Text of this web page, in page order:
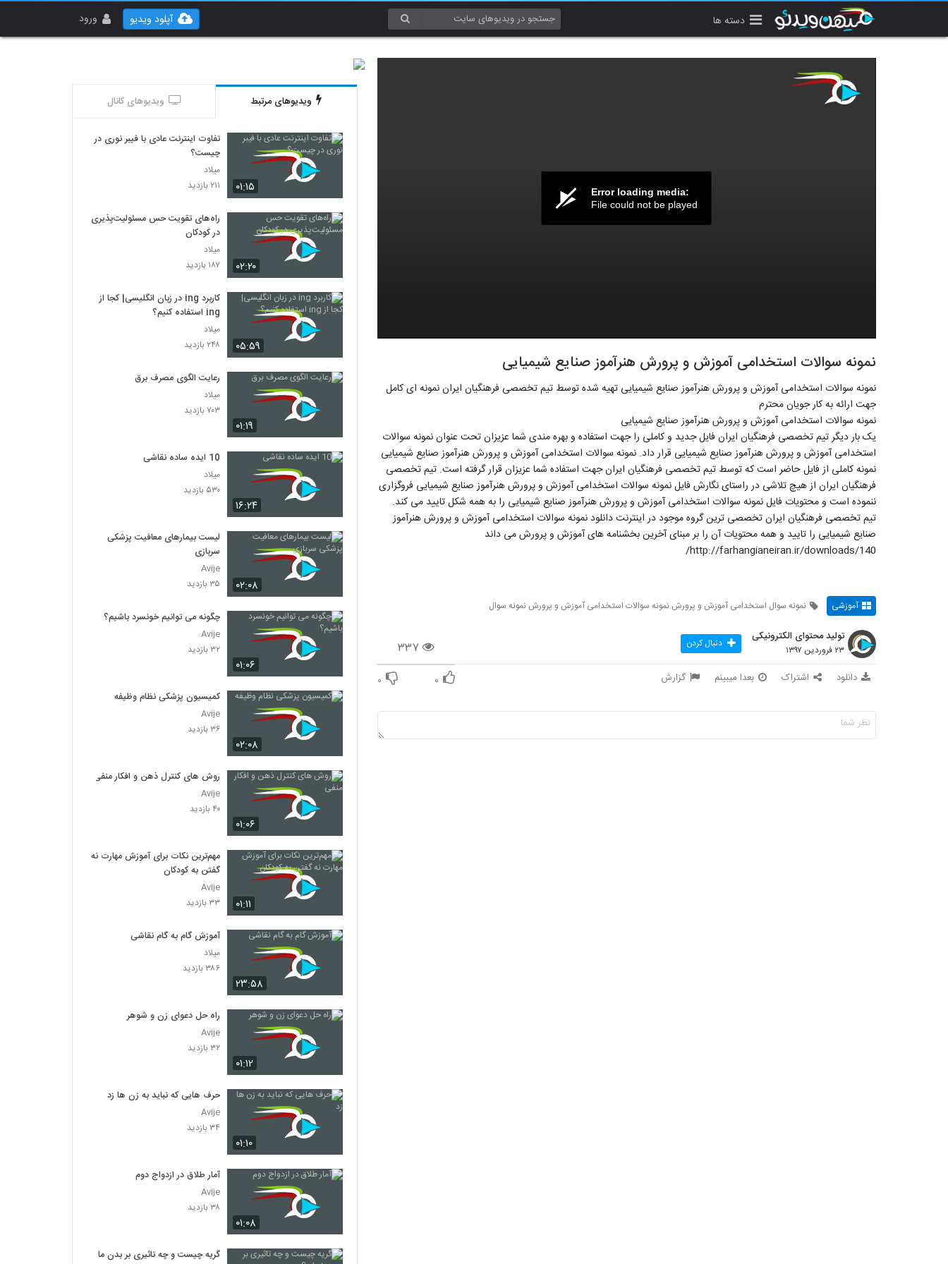
دسته ها ورود آپلود ویدیو
Error loading media:
File could not be played
نمونه سوالات استخدامی آموزش و پرورش هنرآموز صنایع شیمیایی
نمونه سوالات استخدامی آموزش و پرورش هنرآموز صنایع شیمیایی تهیه شده توسط تیم تخصصی فرهنگیان ایران نمونه ای کامل
جهت ارائه به کار جویان محترم
نمونه سوالات استخدامی آموزش و پرورش هنرآموز صنایع شیمیایی
یک بار دیگر تیم تخصصی فرهنگیان ایران فایل جدید و کاملی را جهت استفاده و بهره مندی شما عزیزان تحت عنوان نمونه سوالات
استخدامی آموزش و پرورش هنرآموز صنایع شیمیایی قرار داد. نمونه سوالات استخدامی آموزش و پرورش هنرآموز صنایع شیمیایی
نمونه کاملی از فایل حاضر است که توسط تیم تخصصی فرهنگیان ایران جهت استفاده شما عزیزان قرار گرفته است. تیم تخصصی
فرهنگیان ایران از هیچ تلاشی در راستای نگارش فایل نمونه سوالات استخدامی آموزش و پرورش هنرآموز صنایع شیمیایی فروگزاری
ننموده است و محتویات فایل نمونه سوالات استخدامی آموزش و پرورش هنرآموز صنایع شیمیایی را به همه شکل تایید می کند.
تیم تخصصی فرهنگیان ایران تخصصی ترین گروه موجود در اینترنت دانلود نمونه سوالات استخدامی آموزش و پرورش هنرآموز
صنایع شیمیایی را تایید و همه محتویات آن را بر مبنای آخرین بخشنامه های آموزش و پرورش می داند
http://farhangianeiran.ir/downloads/140/
آموزشی نمونه سوال استخدامی آموزش و پرورش نمونه سوالات استخدامی آموزش و پرورش نمونه سوال
۳۳۷
تولید محتوای الکترونیکی
۲۳ فروردین ۱۳۹۷ دنبال کردن
دانلود اشتراک بعدا میبینم گزارش ۰ ۰
ویدیوهای مرتبط ویدیوهای کانال
۰۱:۱۵
تفاوت اینترنت عادی با فیبر نوری در
چیست؟
میلاد
۲۱۱ بازدید
۰۲:۲۰
راه‌های تقویت حس مسئولیت‌پذیری
در کودکان
میلاد
۱۸۷ بازدید
۰۵:۵۹
کاربرد ing در زبان انگلیسی| کجا از
ing استفاده کنیم؟
میلاد
۲۴۸ بازدید
۰۱:۱۹
رعایت الگوی مصرف برق
میلاد
۷۰۳ بازدید
۱۶:۲۴
10 ایده ساده نقاشی
میلاد
۵۳۰ بازدید
۰۲:۰۸
لیست بیمارهای معافیت پزشکی
سربازی
Avije
۳۵ بازدید
۰۱:۰۶
چگونه می توانیم خونسرد باشیم؟
Avije
۳۲ بازدید
۰۲:۰۸
کمیسیون پزشکی نظام وظیفه
Avije
۳۶ بازدید
۰۱:۰۶
روش های کنترل ذهن و افکار منفی
Avije
۴۰ بازدید
۰۱:۱۱
مهم‌ترین نکات برای آموزش مهارت نه
گفتن به کودکان
Avije
۳۳ بازدید
۲۳:۵۸
آموزش گام به گام نقاشی
میلاد
۳۸۶ بازدید
۰۱:۱۲
راه حل دعوای زن و شوهر
Avije
۳۲ بازدید
۰۱:۱۰
حرف هایی که نباید به زن ها زد
Avije
۳۴ بازدید
۰۱:۰۸
آمار طلاق در ازدواج دوم
Avije
۳۸ بازدید
گریه چیست و چه تاثیری بر بدن ما